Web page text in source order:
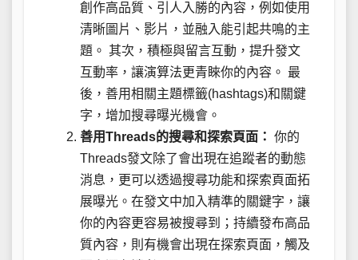
創作高品質、引人入勝的內容，例如使用
清晰圖片、影片，並融入能引起共鳴的主
題。 其次，積極與留言互動，提升發文
互動率，讓演算法更青睞你的內容。 最
後，善用相關主題標籤(hashtags)和關鍵
字，增加搜尋曝光機會。
善用Threads的搜尋和探索頁面： 你的
Threads發文除了會出現在追蹤者的動態
消息，更可以透過搜尋功能和探索頁面拓
展曝光。在發文中加入精準的關鍵字，讓
你的內容更容易被搜尋到；持續發布高品
質內容，則有機會出現在探索頁面，觸及